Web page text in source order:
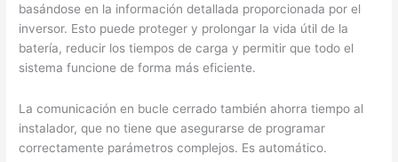
basándose en la información detallada proporcionada por el
inversor. Esto puede proteger y prolongar la vida útil de la
batería, reducir los tiempos de carga y permitir que todo el
sistema funcione de forma más eficiente.
La comunicación en bucle cerrado también ahorra tiempo al
instalador, que no tiene que asegurarse de programar
correctamente parámetros complejos. Es automático.